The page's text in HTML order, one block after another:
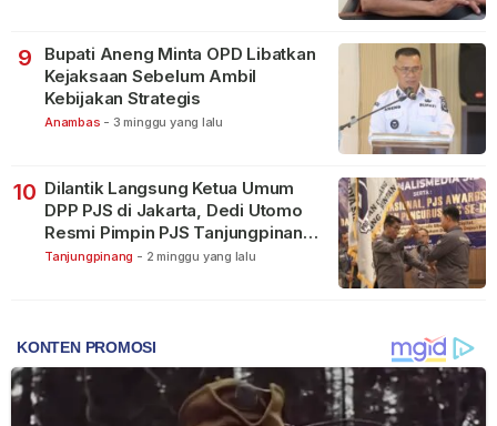
9
Bupati Aneng Minta OPD Libatkan
Kejaksaan Sebelum Ambil
Kebijakan Strategis
Anambas - 3 minggu yang lalu
10 Dilantik Langsung Ketua Umum
DPP PJS di Jakarta, Dedi Utomo
Resmi Pimpin PJS Tanjungpinang-
Bintan
Tanjungpinang - 2 minggu yang lalu